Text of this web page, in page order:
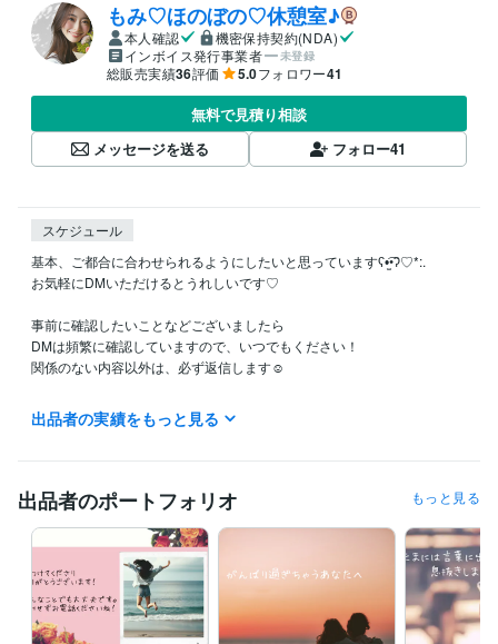
もみ♡ほのぼの♡休憩室♪
本人確認
機密保持契約(NDA)
インボイス発行事業者
未登録
総販売実績36評価 5.0フォロワー41
無料で見積り相談
メッセージを送る
フォロー41
スケジュール
基本、ご都合に合わせられるようにしたいと思っていますʕ•̫͡•ʔ♡*:.
お気軽にDMいただけるとうれしいです♡
事前に確認したいことなどございましたら
DMは頻繁に確認していますので、いつでもください！
関係のない内容以外は、必ず返信します☺︎
【今すぐ相談可能】の時は、購入後すぐにお話しできます
【離席中】の時は、DMにてご予約を受け付けております
経験職種
クリエイター / ライター・編集 経験年数 : 2年
事務・ビジネスサポート / 秘書
ライフスタイル・その他 / スタイリスト 経験年数 : 4年
ライフスタイル・その他 / アイドル・タレント・アーティスト
経験
年数 : 2年
出品者の実績をもっと見る
出品者のポートフォリオ もっと見る